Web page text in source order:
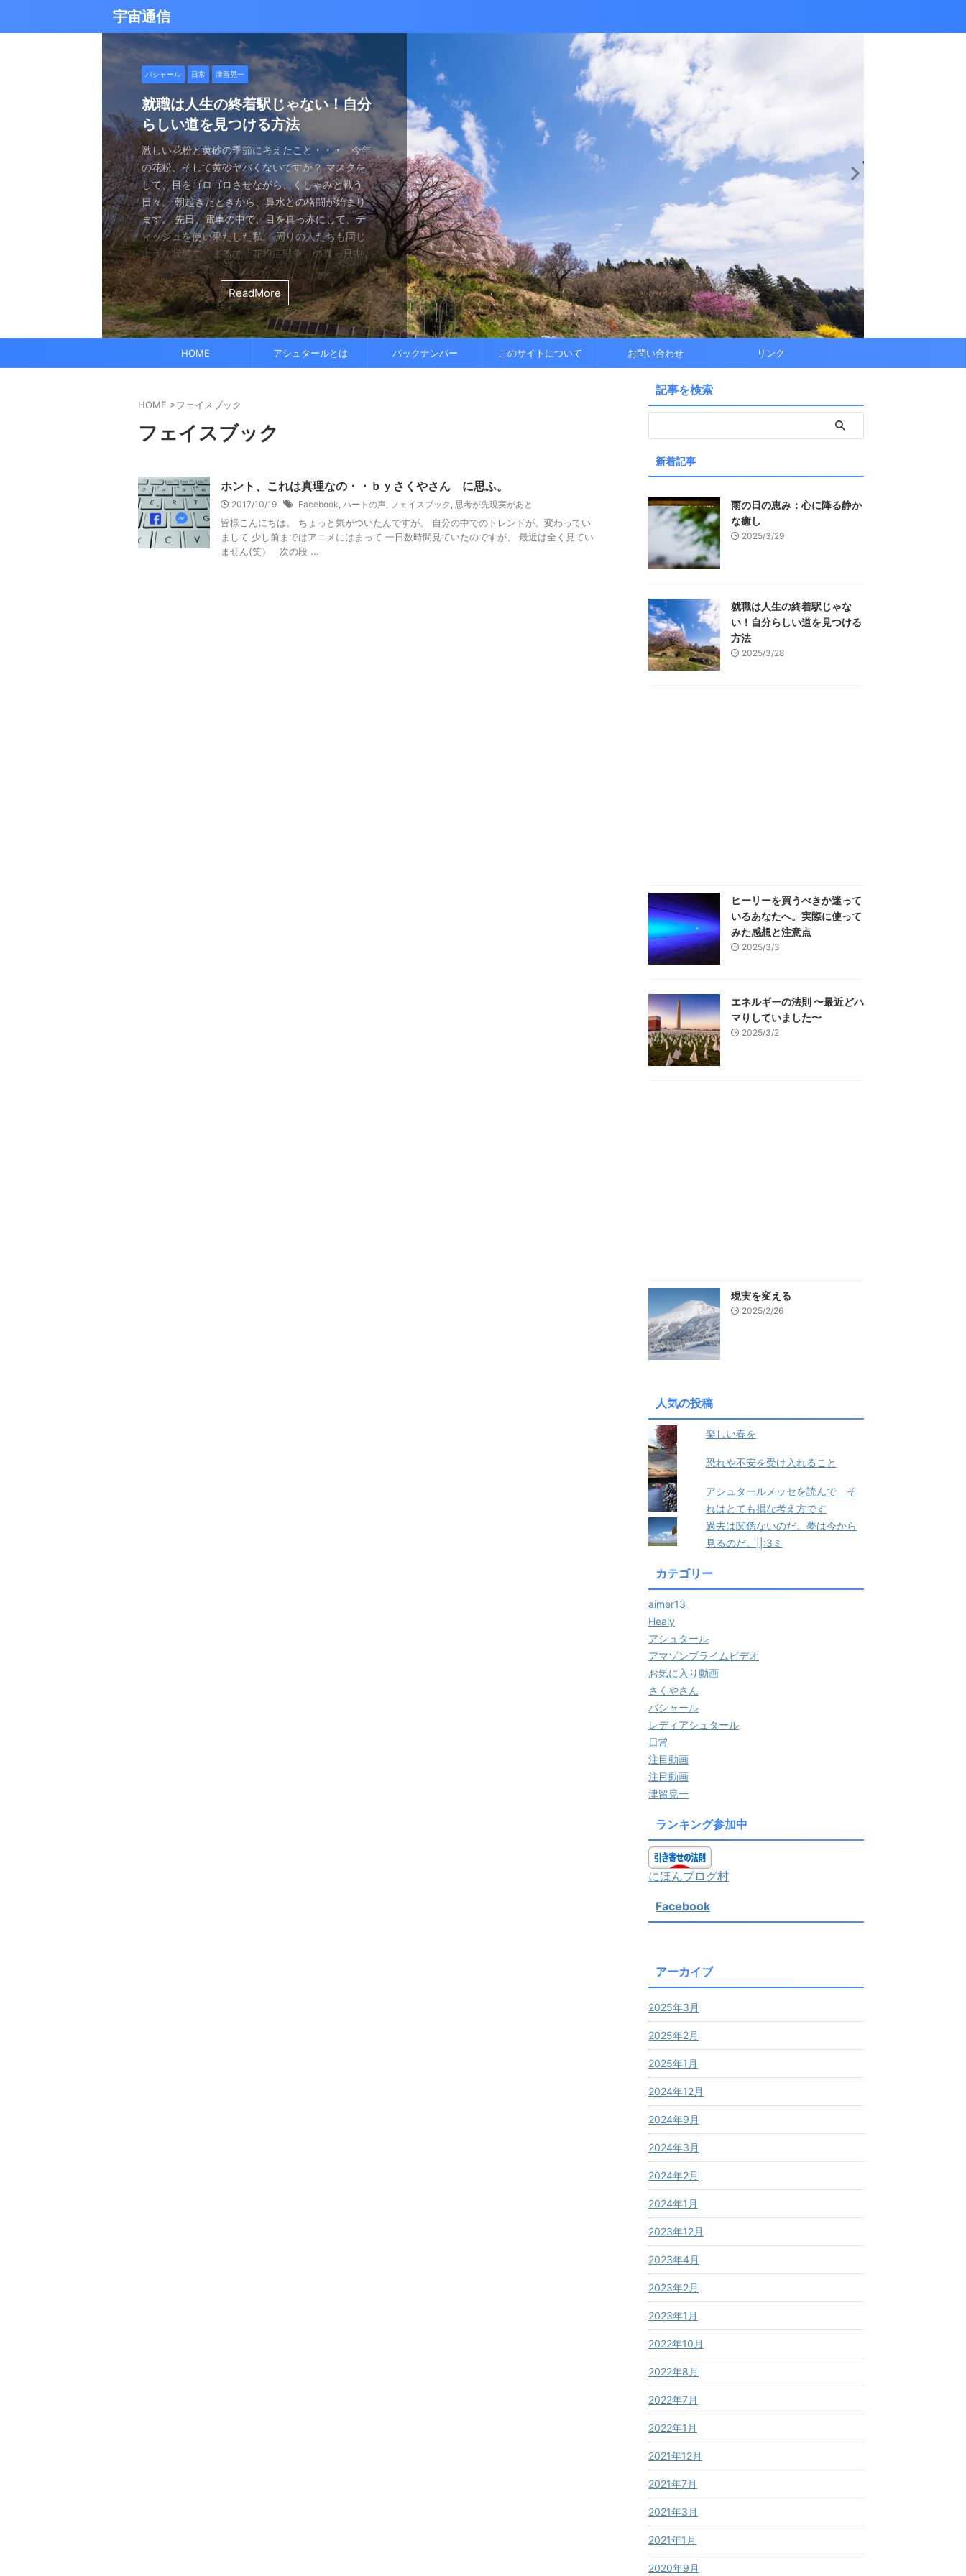
宇宙通信
日常 津留晃一
雨の日の恵み：心に降る静かな癒し
雨の音を聞いたことはありますか？ 窓ガラスを叩
く優しい音、屋根を打つリズミカルな音、 そして
地面に落ちる繊細な音。 それぞれが奏でるハーモ
ニーは、 私たちの心に特別な空間を作り出してく
れます。 雨は大地だけでなく、心も潤す 今日は何
となく、 降り続ける雨を眺めていました。 最初は
予定していた釣りができなくなり、少し残念に思い
ました。 でも、温かいコーヒーを入れ、 窓辺に座
って雨景色を眺めていると、不思議と心が落ち着い
てきたのです。 雨は自然界の浄化装置です。 土埃
を洗い流し、植物に命の水を与え、空気を清 ...
ReadMore
バシャール 日常 津留晃一
就職は人生の終着駅じゃない！自分
らしい道を見つける方法
激しい花粉と黄砂の季節に考えたこと・・・ 今年
の花粉、そして黄砂ヤバくないですか？ マスクを
して、目をゴロゴロさせながら、くしゃみと戦う
日々。 朝起きたときから、鼻水との格闘が始まり
ます。 先日、電車の中で、目を真っ赤にして、テ
ィッシュを使い果たした私。 周りの人たちも同じ
ような状態で、まるで「花粉症戦争」の真っ只中。
そんな辛い朝、ふと考えました。 この花粉症との
戦いって、進学や就職前の気持ちに似ているな、
と。 先の見えない不安、どうしようもない状況、
でも、どこかで希望を感じる——そんな ...
ReadMore
Healy 日常
ヒーリーを買うべきか迷っているあ
なたへ。実際に使ってみた感想と注
意点
近年、Healy（ヒーリー）という量子波動調整器が
注目を集めています。 私自身もこのデバイスを2年
以上前に購入し、所有しており、 その使用経験を
踏まえて、さらに詳しくお伝えしたいと思います。
Healyの仕組みと機能 Healyは、微弱な電流と周波
数を用いて、 心身のバランスを整えることを目的
としたウェアラブルデバイスです。 専用のアプリ
と連携し、電極を介して身体に微弱な電流を流すこ
とで、 個人の必要とする周波数を分析・適用しま
す。 これにより、エネルギーバランスを整えると
ReadMore
バシャール 日常
エネルギーの法則 〜最近どハマり
していました〜
最近、めちゃくちゃYouTubeやSNSを見ていたの
ですが、 気づいたら政治とか社会問題のニュース
ばかり見ていました。 特にトランプの発言やDSの
悪行、財務省解体、１０３万円の壁など・・・・。
別にそれを見て何かが解決できるわけではないの
に、 どんどんハマってしまいました。 なんだか、
自分の心のモヤモヤを代弁してくれる感じがするの
でしょうか？ つい次々と見てしまうのです。 そし
て、気づいたら めちゃくちゃ波動が下がっていま
した！（笑） どうして気づいたのかといえば ...
ReadMore
日常
現実を変える
最近疲れ気味です。 というのも、現実とは何か？
結構悩むんですよね。 自分の理想の姿を考える
と、 今、全然そうなっていない。 地位も名誉もな
い。お金もない。自由もない（笑） でもねぇ、 た
まにそれでもいいわと思える時もあるんです。 そ
んなことは問題じゃなくて、 今ここに生きている
ことだけで幸せという時がある。 それは、どうい
うときかといえば 今ここにいる時 今に集中して、
今を楽しんでいるとき。 先日ワカサギ釣りに行き
ました。 氷に穴をあけて糸を垂らすやつ。 &nb ...
ReadMore
日常
今、ここにいること
２０２５年あけましておめでとうございます。 今
年もよろしくお願い致します。 とはいえ、近年お
正月という感覚はありませんね。 いつの間にか年
が明けて、 いつの間にか過ぎ去っていく。 なんて
書くと、新年から暗いかな（笑） まあ、それだけ
歳をとったということでしょう。 昨年末は結構忙
しくてきつかったのですが、 年始は暇。 暇になる
と思うことはありますよね。 自分は今ここを生き
ているのか？ 我々の現実は今ここだけなのです
が、 未来を見ちゃったり、過去を悔んだり &nbsp
...
ReadMore
Healy 日常 津留晃一
もしかしてだけどHealy（量子波動
調整器）のせいなの？
ちょっと前に 最近ヒーリー（Healy）つかってない
なー みたいなブログを書いたと思います。 Healy
とは Healyはドイツで研究開発され、製造された最
新の人工知能を利用した 健康をサポートする製品
です。 弱い電気パルスを使用して体をよりバラン
スのとれた状態にする、 周波数応用のアイデアに
基づいて設計された小型の電子デバイスです。 細
胞レベルで人体を調整し、健康的な生活をサポート
します。 そうなんです。 あんまり使っていませ
ん。 というのも しばらく意欲というか、やる気が
なくて だらだら ...
ReadMore
日常
iPad 第10世代買いました
アマゾンのブラックフライデー Ipadが安くなって
いましたね。 ということで第１０世代（無印）購
入してしまいました。 これで今まで使っていた
ipad Pro(初代）とはおさらばです。 特に困ってい
たわけでもなく、iPad自体はほとんど使っていなか
ったので 変えなくても良かったのですが、 気分で
す（笑） こういうの重要ですよね。 気分が乗った
からやるというノリ。 実際変えてみてUSBーC端
子はすごくいい。 Lightningの呪縛から解放される
のだけでも めちゃくちゃいい。 &n ...
ReadMore
Healy 日常
久し振りにHealy（ヒーリー）量子
波動調整器について
久しぶりにHealy（ヒーリー）量子波動調整器につ
いて触れてみる。 こちら小さい割には結構高いデ
バイスです。 買う時も結構迷いました。 でもねぇ
やっぱり限られた人生 波動を良くして豊かな人生
を送りたいじゃないですか。 だから、多少の投資
は仕方ないし 試してみないとわからないと購入し
ました。 それでです。 一年ぐらいはほどほどに使
っていたのはいたのですが、 やはり実感がね。 良
くなっているという実感が乏しい。 これ、たぶん
宗教と同じで 一人でやっているからだと思う。 近
くに何人か使っている人がいれば、 体 ...
ReadMore
日常
大谷さんの通訳、水原さんの解雇に
思う
ちょっとびっくりしました。 多分今、かなり有名
な通訳だと思う水原さんが解雇されたようです。
それも違法賭博か・・・ 違法かどうかは別として
賭博が原因で解雇とは・・・ とってもつらい。 自
分は特に野球が好きとか 大谷さんが好きというな
わけではないし、 水原さんに思い入れがあるわけ
でもない。 でもねえ・・・ 今の水原さんの気持ち
を考えるとなんかつらい。 というのも、多額の借
金を背負いながら 何とかしたいと日々思いながら
一生懸命仕事していたわけでしょ。 ...
ReadMore
HOME アシュタールとは バックナンバー このサイトについて お問い合わせ リンク
HOME >フェイスブック
フェイスブック
ホント、これは真理なの・・ｂｙさくやさん に思ふ。
2017/10/19 Facebook, ハートの声, フェイスブック , 思考が先現実があと
皆様こんにちは。 ちょっと気がついたんですが、 自分の中でのトレンドが、変わってい
まして 少し前まではアニメにはまって 一日数時間見ていたのですが、 最近は全く見てい
ません(笑） 次の段 ...
記事を検索
新着記事
雨の日の恵み：心に降る静か
な癒し
2025/3/29
就職は人生の終着駅じゃな
い！自分らしい道を見つける
方法
2025/3/28
ヒーリーを買うべきか迷って
いるあなたへ。実際に使って
みた感想と注意点
2025/3/3
エネルギーの法則 〜最近どハ
マりしていました〜
2025/3/2
現実を変える
2025/2/26
人気の投稿
楽しい春を
恐れや不安を受け入れること
アシュタールメッセを読んで そ
れはとても損な考え方です
過去は関係ないのだ。夢は今から
見るのだ。||:3ミ
カテゴリー
aimer13
Healy
アシュタール
アマゾンプライムビデオ
お気に入り動画
さくやさん
バシャール
レディアシュタール
日常
注目動画
注目動画
津留晃一
ランキング参加中
にほんブログ村
Facebook
アーカイブ
2025年3月
2025年2月
2025年1月
2024年12月
2024年9月
2024年3月
2024年2月
2024年1月
2023年12月
2023年4月
2023年2月
2023年1月
2022年10月
2022年8月
2022年7月
2022年1月
2021年12月
2021年7月
2021年3月
2021年1月
2020年9月